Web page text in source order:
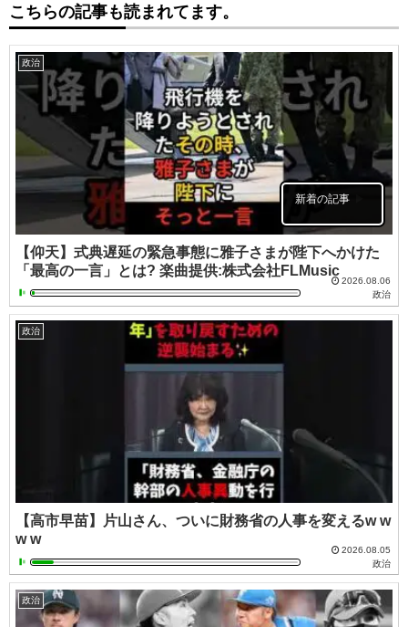
こちらの記事も読まれてます。
政治
新着の記事
【仰天】式典遅延の緊急事態に雅子さまが陛下へかけた
「最高の一言」とは? 楽曲提供:株式会社FLMusic
2026.08.06
政治
政治
【高市早苗】片山さん、ついに財務省の人事を変えるw w
w w
2026.08.05
政治
政治